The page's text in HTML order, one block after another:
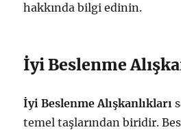
hakkında bilgi edinin.
İyi Beslenme
İyi Beslenme Alışkanlıkları
temel taşlarından biridir.